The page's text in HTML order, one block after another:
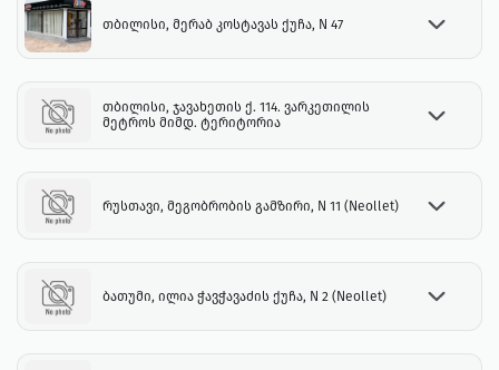
თბილისი, მერაბ კოსტავას ქუჩა, N 47
თბილისი, ჯავახეთის ქ. 114. ვარკეთილის
მეტროს მიმდ. ტერიტორია
რუსთავი, მეგობრობის გამზირი, N 11 (Neollet)
ბათუმი, ილია ჭავჭავაძის ქუჩა, N 2 (Neollet)